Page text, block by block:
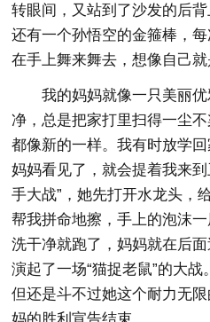
转眼间，又站到了沙发的后
还有一个孙悟空的金箍棒，
在手上舞来舞去，想像自己
我的妈妈就像一只美丽
净，总是把家打里扫得一尘
都像新的一样。我有时放学
妈妈看见了，就会提着我来
手大战”，她先打开水龙头，
帮我拼命地擦，手上的泡沫
洗干净就跑了，妈妈就在后
演起了一场“猫捉老鼠”的大战
但还是斗不过她这个耐力无